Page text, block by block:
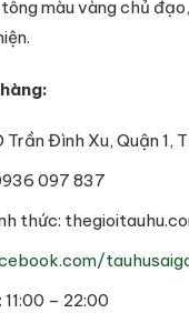
màu vàng chủ
Trần Đình Xu, Quận 1,
097 837
thức:
– 22:00